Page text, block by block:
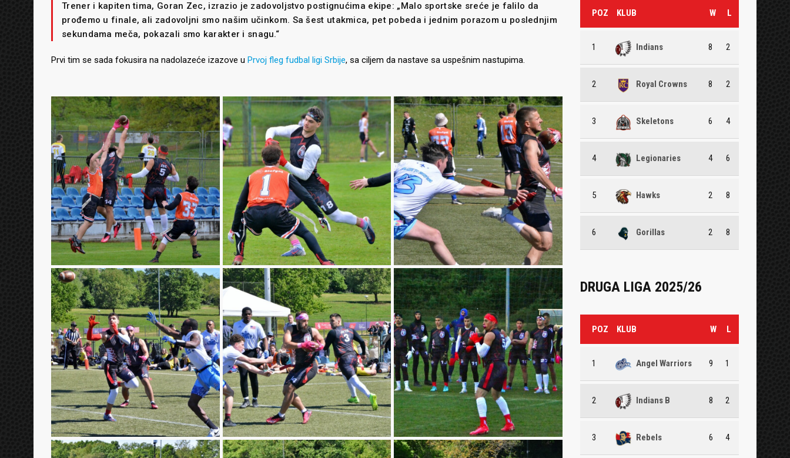
Trener i kapiten tima, Goran Zec, izrazio je zadovoljstvo postignućima ekipe: „Malo sportske sreće je falilo da
prođemo u finale, ali zadovoljni smo našim učinkom. Sa šest utakmica, pet pobeda i jednim porazom u poslednjim
sekundama meča, pokazali smo karakter i snagu.“
Prvi tim se sada fokusira na nadolazeće izazove u Prvoj fleg fudbal ligi Srbije, sa ciljem da nastave sa uspešnim nastupima.
POZ KLUB W L
1 Indians 8 2
2 Royal Crowns 8 2
3 Skeletons 6 4
4 Legionaries 4 6
5 Hawks 2 8
6 Gorillas 2 8
DRUGA LIGA 2025/26
POZ KLUB W L
1 Angel Warriors 9 1
2 Indians B 8 2
3 Rebels 6 4